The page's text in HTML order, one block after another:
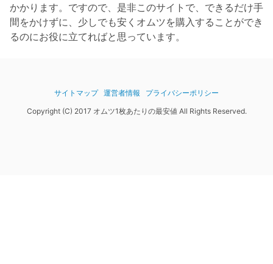
かかります。ですので、是非このサイトで、できるだけ手
間をかけずに、少しでも安くオムツを購入することができ
るのにお役に立てればと思っています。
サイトマップ 運営者情報
プライバシーポリシー
Copyright (C) 2017 オムツ1枚あたりの最安値 All Rights Reserved.